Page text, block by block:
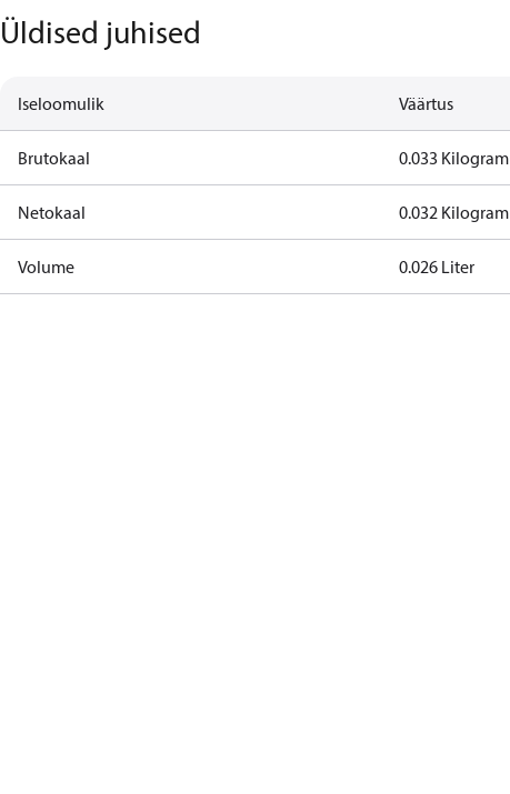
Üldised juhised
Iseloomulik Väärtus
Brutokaal 0.033 Kilogram
Netokaal 0.032 Kilogram
Volume 0.026 Liter